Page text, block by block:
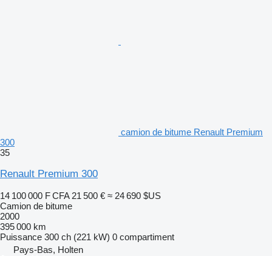
camion de bitume Renault Premium
300
35
Renault Premium 300
14 100 000 F CFA 21 500 € ≈ 24 690 $US
Camion de bitume
2000
395 000 km
Puissance 300 ch (221 kW) 0 compartiment
Pays-Bas, Holten